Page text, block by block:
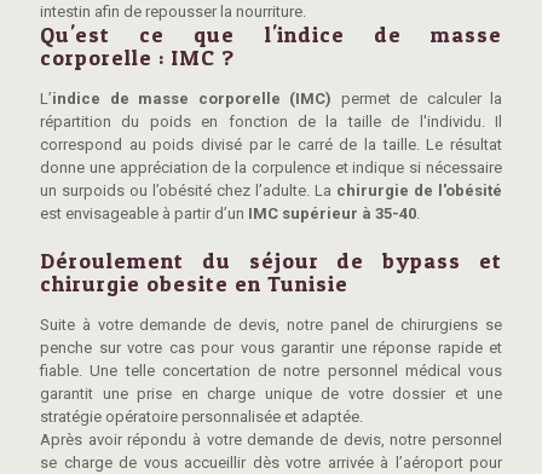
intestin afin de repousser la nourriture.
Qu'est ce que l'indice de masse
corporelle : IMC ?
L’indice de masse corporelle (IMC) permet de calculer la
répartition du poids en fonction de la taille de l'individu. Il
correspond au poids divisé par le carré de la taille. Le résultat
donne une appréciation de la corpulence et indique si nécessaire
un surpoids ou l’obésité chez l’adulte. La chirurgie de l'obésité
est envisageable à partir d’un IMC supérieur à 35-40
Déroulement du séjour de bypass et
chirurgie obesite en Tunisie
Suite à votre demande de devis, notre panel de chirurgiens se
penche sur votre cas pour vous garantir une réponse rapide et
fiable. Une telle concertation de notre personnel médical vous
garantit une prise en charge unique de votre dossier et une
stratégie opératoire personnalisée et adaptée.
Après avoir répondu à votre demande de devis, notre personnel
se charge de vous accueillir dès votre arrivée à l’aéroport pour